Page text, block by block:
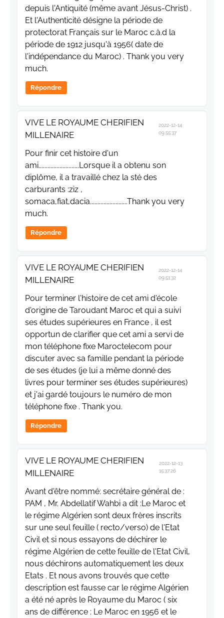
depuis l'Antiquité (même avant Jésus-Christ) .
Et l'Authenticité désigne la période de
protectorat Français sur le Maroc c.à.d la
période de 1912 jusqu'à 1956( date de
l'indépendance du Maroc) . Thank you very
much.
Répondre
VIVE LE ROYAUME CHERIFIEN
MILLENAIRE
2022-12-14
09:55:37
Pour finir cet histoire d'un
ami...........................Lorsque il a obtenu son
diplôme, il a travaillé chez la sté des
carburants :ziz ,
somaca,fiat,dacia.........................Thank you very
much.
Répondre
VIVE LE ROYAUME CHERIFIEN
MILLENAIRE
2022-12-14
09:51:32
Pour terminer l'histoire de cet ami d'école
d'origine de Taroudant Maroc et qui a suivi
ses études supérieures en France , il est
opportun de clarifier que cet ami a servi de
mon téléphone fixe Maroctelecom pour
discuter avec sa famille pendant la période
de ses études (je lui a même donné des
livres pour terminer ses études supérieures)
et j'ai gardé toujours le numéro de mon
téléphone fixe . Thank you.
Répondre
VIVE LE ROYAUME CHERIFIEN
MILLENAIRE
2022-12-13
15:37:26
Avant d'être nommé: secrétaire général de :
PAM , Mr. Abdellatif Wahbi a dit :Le Maroc et
le régime Algérien sont deux frères inscrits
sur une seul feuille ( recto/verso) de l'Etat
Civil et si nous essayons de déchirer le
régime Algérien de cette feuille de l'Etat Civil,
nous déchirons automatiquement les deux
Etats . Et nous avons trouvés que cette
description est fausse car le régime Algérien
a été né après le Royaume du Maroc ( six
ans de différence : Le Maroc en 1956 et le